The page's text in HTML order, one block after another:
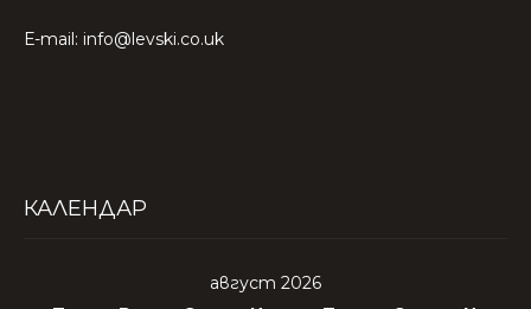
Е-mail: info@levski.co.uk
КАЛЕНДАР
август 2026